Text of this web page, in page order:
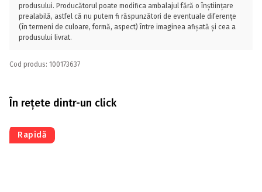
produsului. Producătorul poate modifica ambalajul fără o înștiințare
prealabilă, astfel că nu putem fi răspunzători de eventuale diferențe
(în termeni de culoare, formă, aspect) între imaginea afișată și cea a
produsului livrat.
Cod produs: 100173637
În rețete dintr-un click
Rapidă